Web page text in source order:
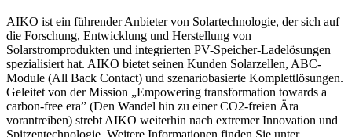
AIKO ist ein führender Anbieter von Solartechnologie, der sich auf
die Forschung, Entwicklung und Herstellung von
Solarstromprodukten und integrierten PV-Speicher-Ladelösungen
spezialisiert hat. AIKO bietet seinen Kunden Solarzellen, ABC-
Module (All Back Contact) und szenariobasierte Komplettlösungen.
Geleitet von der Mission „Empowering transformation towards a
carbon-free era” (Den Wandel hin zu einer CO2-freien Ära
vorantreiben) strebt AIKO weiterhin nach extremer Innovation und
Spitzentechnologie. Weitere Informationen finden Sie unter